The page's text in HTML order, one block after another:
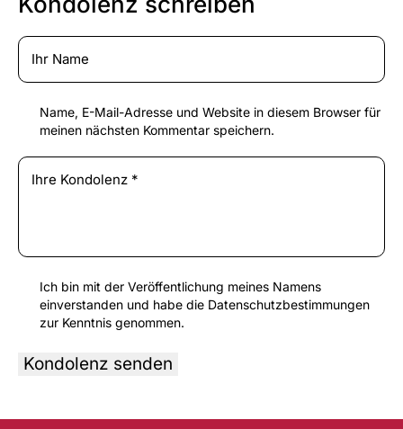
Name, E-Mail-Adresse und Website in diesem Browser für
meinen nächsten Kommentar speichern.
Ich bin mit der Veröffentlichung meines Namens
einverstanden und habe die Datenschutzbestimmungen
zur Kenntnis genommen.